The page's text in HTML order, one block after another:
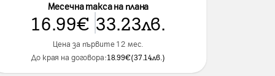
Месечна такса на плана
16.99€ 33.23лв.
Цена за първите 12 мес.
До края на договора:18.99€(37.14лв. )